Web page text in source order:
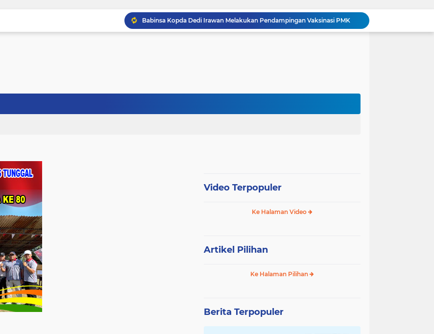
Babinsa Kopda Dedi Irawan Melakukan Pendampingan Vaksinasi PMK
Babinsa Kelurahan Kandis Kota Berpatroli Karhutla Bersama Warga Tempatan
Babinsa Kandis Berpatroli Karhutla di Wilayah Kampung Sam Sam
Video Terpopuler
Ke Halaman Video
Artikel Pilihan
Ke Halaman Pilihan
Berita Terpopuler